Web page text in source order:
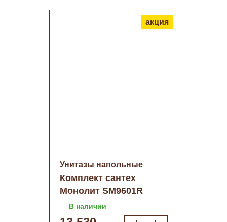
акция
Унитазы напольные
Комплект сантех
Монолит SM9601R
тонкое сиденье (с
гофрой и подводкой)
В наличии